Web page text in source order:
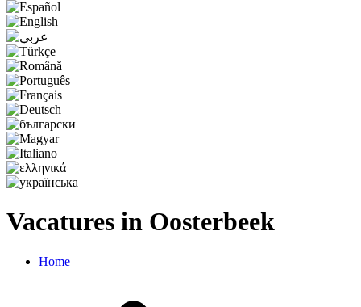
Vacatures in Oosterbeek
Home